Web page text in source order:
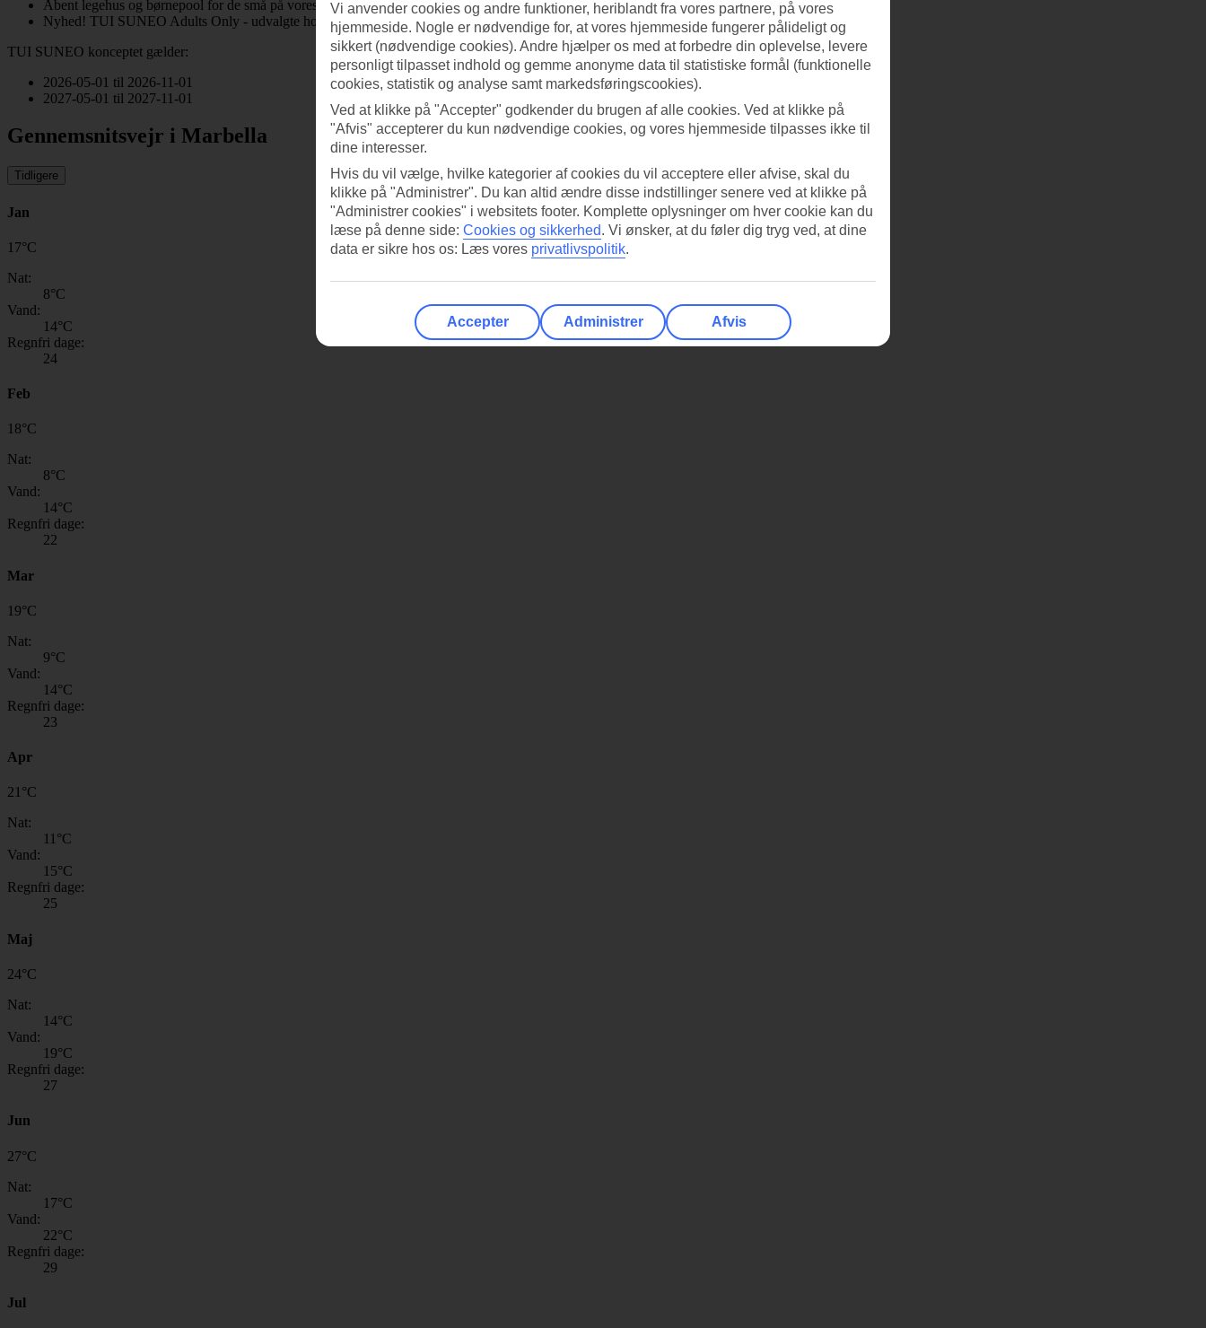
Åbent legehus og børnepool for de små på vores familiehotel
Nyhed! TUI SUNEO Adults Only - udvalgte hoteller for voksne fra 16 år
TUI SUNEO konceptet gælder:
2026-05-01 til 2026-11-01
2027-05-01 til 2027-11-01
Gennemsnitsvejr i Marbella
Tidligere
Jan
17°C
Nat:
8°C
Vand:
14°C
Regnfri dage:
24
Feb
18°C
Nat:
8°C
Vand:
14°C
Regnfri dage:
22
Mar
19°C
Nat:
9°C
Vand:
14°C
Regnfri dage:
23
Apr
21°C
Nat:
11°C
Vand:
15°C
Regnfri dage:
25
Maj
24°C
Nat:
14°C
Vand:
19°C
Regnfri dage:
27
Jun
27°C
Nat:
17°C
Vand:
22°C
Regnfri dage:
29
Jul
Vi anvender cookies og andre funktioner, heriblandt fra vores partnere, på vores
hjemmeside. Nogle er nødvendige for, at vores hjemmeside fungerer pålideligt og
sikkert (nødvendige cookies). Andre hjælper os med at forbedre din oplevelse, levere
personligt tilpasset indhold og gemme anonyme data til statistiske formål (funktionelle
cookies, statistik og analyse samt markedsføringscookies).
Ved at klikke på "Accepter" godkender du brugen af alle cookies. Ved at klikke på
"Afvis" accepterer du kun nødvendige cookies, og vores hjemmeside tilpasses ikke til
dine interesser.
Hvis du vil vælge, hvilke kategorier af cookies du vil acceptere eller afvise, skal du
klikke på "Administrer". Du kan altid ændre disse indstillinger senere ved at klikke på
"Administrer cookies" i websitets footer. Komplette oplysninger om hver cookie kan du
læse på denne side: Cookies og sikkerhed. Vi ønsker, at du føler dig tryg ved, at dine
data er sikre hos os: Læs vores privatlivspolitik.
Accepter Administrer Afvis